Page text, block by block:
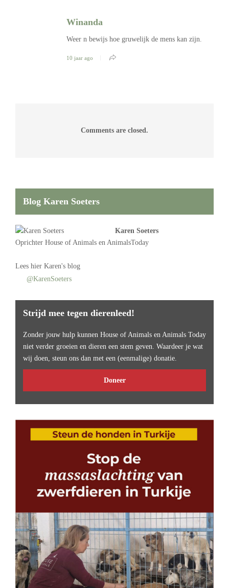
Winanda
Weer n bewijs hoe gruwelijk de mens kan zijn.
10 jaar ago
Comments are closed.
Blog Karen Soeters
Karen Soeters
Oprichter House of Animals en AnimalsToday
Lees hier Karen's blog
@KarenSoeters
Strijd mee tegen dierenleed!
Zonder jouw hulp kunnen House of Animals en Animals Today
niet verder groeien en dieren een stem geven. Waardeer je wat
wij doen, steun ons dan met een (eenmalige) donatie.
Doneer